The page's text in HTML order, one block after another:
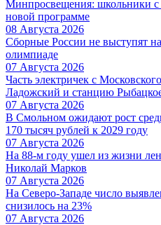
Минпросвещения: школьники с
новой программе
08 Августа 2026
Сборные России не выступят
олимпиаде
07 Августа 2026
Часть электричек с
Ладожский и станцию
07 Августа 2026
В Смольном ожидают рост
170 тысяч рублей к 2029 году
07 Августа 2026
На 88-м году ушел из жизни
Николай Марков
07 Августа 2026
На Северо-Западе число
снизилось на 23%
07 Августа 2026